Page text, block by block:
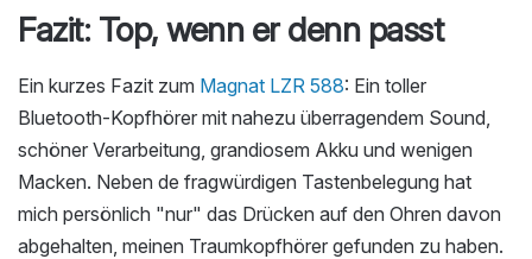
Fazit: Top, wenn er denn passt
Ein kurzes Fazit zum Magnat LZR 588: Ein toller
Bluetooth-Kopfhörer mit nahezu überragendem Sound,
schöner Verarbeitung, grandiosem Akku und wenigen
Macken. Neben de fragwürdigen Tastenbelegung hat
mich persönlich "nur" das Drücken auf den Ohren davon
abgehalten, meinen Traumkopfhörer gefunden zu haben.